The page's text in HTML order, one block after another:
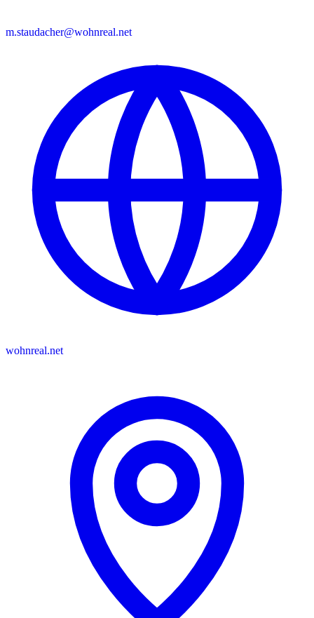
m.staudacher@wohnreal.net
wohnreal.net